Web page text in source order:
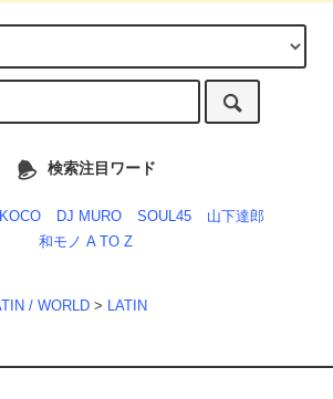
検索注目ワード
DJ MURO SOUL45
山下達郎
和モノ A TO Z
/ WORLD > LATIN